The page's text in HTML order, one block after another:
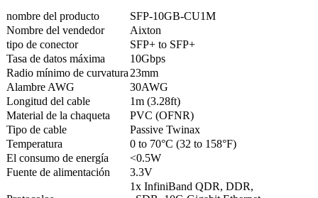
nombre del producto
SFP-10GB-CU1M
Nombre del vendedor
Aixton
tipo de conector
SFP+ to SFP+
Tasa de datos máxima
10Gbps
Radio mínimo de curvatura 23mm
Alambre AWG
30AWG
Longitud del cable
1m (3.28ft)
Material de la chaqueta
PVC (OFNR)
Tipo de cable
Passive Twinax
Temperatura
0 to 70°C (32 to 158°F)
El consumo de energía
<0.5W
Fuente de alimentación
3.3V
1x InfiniBand QDR, DDR,